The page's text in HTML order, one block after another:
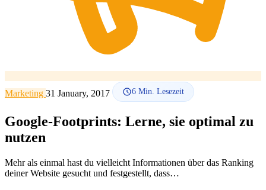
Marketing 31 January, 2017 6 Min. Lesezeit
Google-Footprints: Lerne, sie optimal zu
nutzen
Mehr als einmal hast du vielleicht Informationen über das Ranking
deiner Website gesucht und festgestellt, dass…